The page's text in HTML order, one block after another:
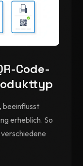
Code-
beeinflusst
erheblich. So